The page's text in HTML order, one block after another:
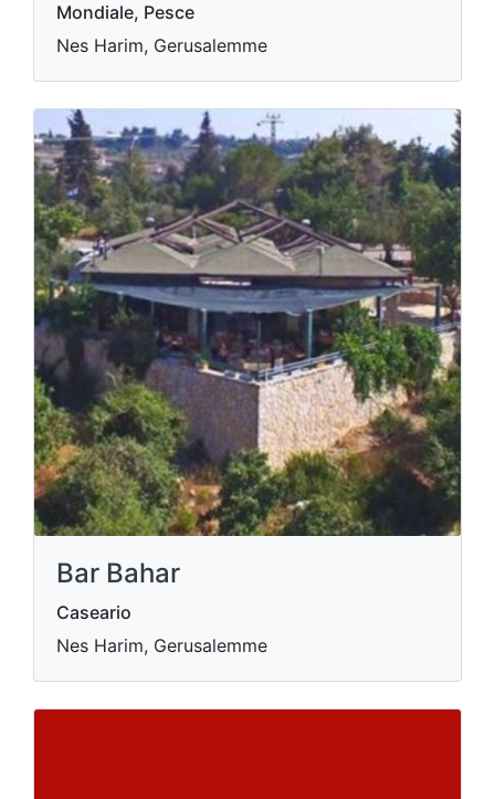
Mondiale, Pesce
Nes Harim, Gerusalemme
Bar Bahar
Caseario
Nes Harim, Gerusalemme